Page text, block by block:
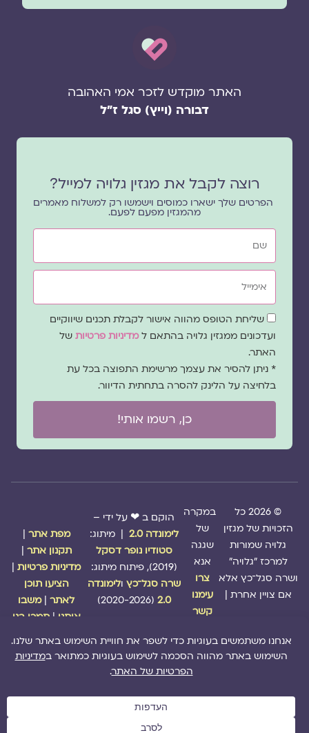
האתר מוקדש לזכר אמי האהובה
דבורה (וייץ) סגל ז"ל
רוצה לקבל את מגזין גלויה למייל?
הפרטים שלך ישארו כמוסים וישמשו רק למשלוח מאמרים
מהמגזין מפעם לפעם.
שם
אימייל
שדה
הסכמה
שליחת הטופס מהווה אישור לקבלת תכנים שיווקיים
ועדכונים ממגזין גלויה בהתאם ל מדיניות פרטיותשל
האתר.
* ניתן להסיר את עצמך מרשימת התפוצה בכל עת
בלחיצה על הלינק להסרה בתחתית הדיוור.
כן, רשמו אותי!
© 2026 כל
הזכויות של מגזין
גלויה שמורות
למרכז "גלויה"
ושרה סגל־כץ אלא
אם צויין אחרת |
במקרה
של
שגגה
אנא
צרו
עימנו
קשר
הוקם ב ❤ על ידי –
לימונדה 2.0
| מיתוג:
סטודיו נופר דסקל
שרה סגל־כץולימונדה
2.0
(2020-2026)
מפת אתר|
תקנון אתר|
מדיניות פרטיות|
הציעו תוכן
לאתר| משבו
אותנו| תמכו בנו